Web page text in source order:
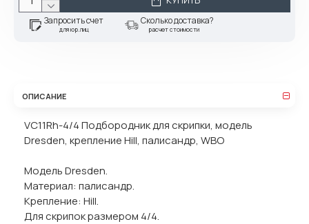
Запросить счет
для юр.лиц
Сколько доставка?
расчет стоимости
ОПИСАНИЕ
VC11Rh-4/4 Подбородник для скрипки, модель
Dresden, крепление Hill, палисандр, WBO
Модель Dresden.
Материал: палисандр.
Крепление: Hill.
Для скрипок размером 4/4.